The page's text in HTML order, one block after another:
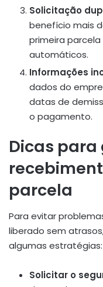
Solicitação
benefício mais
primeira
automáticos.
Informações
dados do
datas de
o pagamento.
Dicas
parcela
Para evitar
liberado sem
algumas estratégias:
Solicitar o